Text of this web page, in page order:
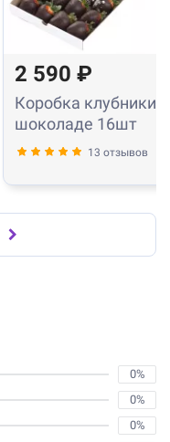
2 590 ₽
Коробка клубники в
шоколаде 16шт
13 отзывов
0%
0%
0%